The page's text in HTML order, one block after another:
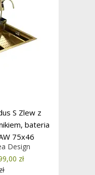
S Zlew z
bateria
75x46
W
Design
zł